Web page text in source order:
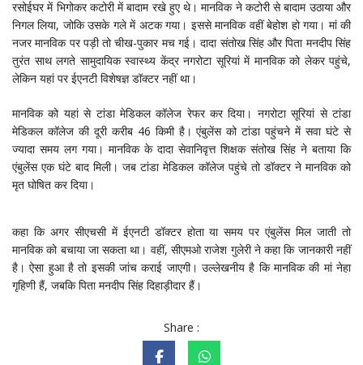
रसोईघर में भिगोकर कटोरी में बादाम रखे हुए थे। मानविक ने कटोरी से बादाम उठाया और
निगल लिया, जोकि उसके गले में अटक गया। इससे मानविक वहीं बेहोश हो गया। मां की
नजर मानविक पर पड़ी तो चीख-पुकार मच गई। दादा संतोख सिंह और पिता मनदीप सिंह
तुरंत साथ लगते सामुदायिक स्वास्थ्य केंद्र नगरोटा सूरियां में मानविक को लेकर पहुंचे,
लेकिन यहां पर ईएनटी विशेषज्ञ डॉक्टर नहीं था।
मानविक को यहां से टांडा मेडिकल कॉलेज रेफर कर दिया। नगरोटा सूरियां से टांडा
मेडिकल कॉलेज की दूरी करीब 46 किमी है। एंबुलेंस को टांडा पहुंचने में सवा घंटे से
ज्यादा समय लग गया। मानविक के दादा सेवानिवृत्त शिक्षक संतोख सिंह ने बताया कि
एंबुलेंस एक घंटे बाद मिली। जब टांडा मेडिकल कॉलेज पहुंचे तो डॉक्टर ने मानविक को
मृत घोषित कर दिया।
कहा कि अगर सीएचसी में ईएनटी डॉक्टर होता या समय पर एंबुलेंस मिल जाती तो
मानविक को बचाया जा सकता था। वहीं, सीएमओ राजेश गुलेरी ने कहा कि जानकारी नहीं
है। ऐसा हुआ है तो इसकी जांच कराई जाएगी। उल्लेखनीय है कि मानविक की मां नेहा
गृहिणी हैं, जबकि पिता मनदीप सिंह दिहाड़ीदार हैं।
Share :